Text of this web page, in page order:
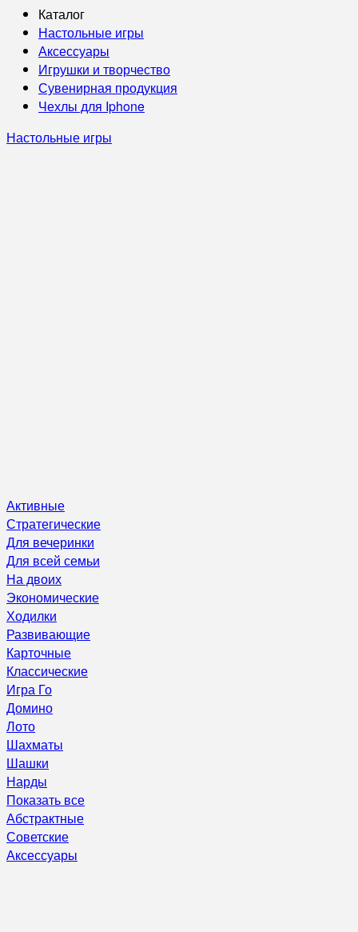
Каталог
Настольные игры
Аксессуары
Игрушки и творчество
Сувенирная продукция
Чехлы для Iphone
Настольные игры
Активные
Стратегические
Для вечеринки
Для всей семьи
На двоих
Экономические
Ходилки
Развивающие
Карточные
Классические
Игра Го
Домино
Лото
Шахматы
Шашки
Нарды
Показать все
Абстрактные
Советские
Аксессуары